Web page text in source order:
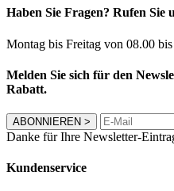
Haben Sie Fragen? Rufen Sie
Montag bis Freitag von 08.00
Melden Sie sich für den
Rabatt.
ABONNIEREN >
Danke für Ihre Newsletter-
Kundenservice